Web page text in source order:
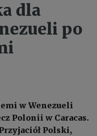
dla
po
w Wenezueli
Polonii w Caracas.
Polski,